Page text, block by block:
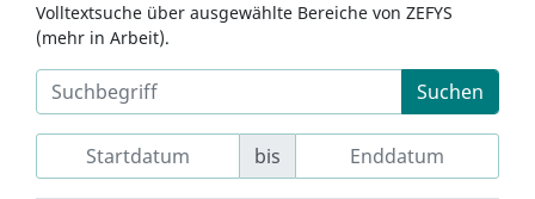
Volltextsuche über ausgewählte Bereiche von ZEFYS
(mehr in Arbeit).
Suchen
bis